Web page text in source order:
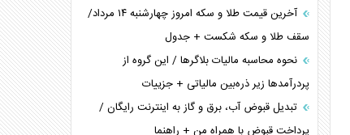
آخرین قیمت طلا و سکه امروز چهارشنبه ۱۴ مرداد/
سقف طلا و سکه شکست + جدول
نحوه محاسبه مالیات بلاگر‌ها / این گروه از
پردرآمد‌ها زیر ذره‌بین مالیاتی + جزییات
تبدیل قبوض آب، برق و گاز به اینترنت رایگان /
پرداخت قبوض با همراه من + راهنما